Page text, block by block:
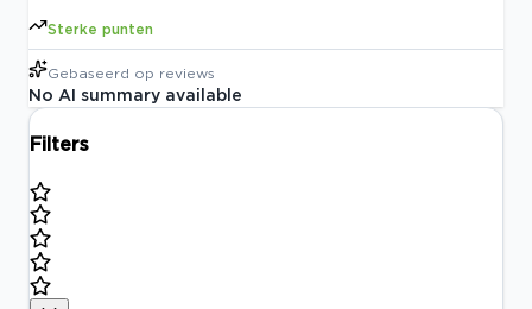
Sterke punten
Gebaseerd op reviews
No AI summary available
Filters